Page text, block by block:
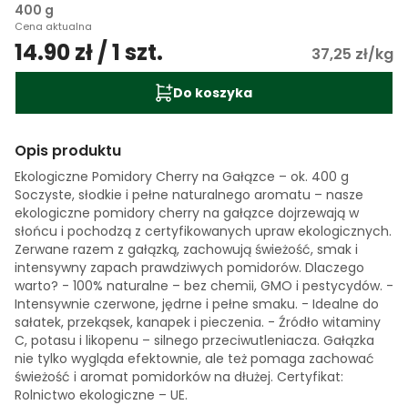
400 g
Cena aktualna
14.90 zł / 1 szt. 37,25 zł/kg
Do koszyka
Opis produktu
Ekologiczne Pomidory Cherry na Gałązce – ok. 400 g
Soczyste, słodkie i pełne naturalnego aromatu – nasze
ekologiczne pomidory cherry na gałązce dojrzewają w
słońcu i pochodzą z certyfikowanych upraw ekologicznych.
Zerwane razem z gałązką, zachowują świeżość, smak i
intensywny zapach prawdziwych pomidorów. Dlaczego
warto? - 100% naturalne – bez chemii, GMO i pestycydów. -
Intensywnie czerwone, jędrne i pełne smaku. - Idealne do
sałatek, przekąsek, kanapek i pieczenia. - Źródło witaminy
C, potasu i likopenu – silnego przeciwutleniacza. Gałązka
nie tylko wygląda efektownie, ale też pomaga zachować
świeżość i aromat pomidorków na dłużej. Certyfikat:
Rolnictwo ekologiczne – UE.